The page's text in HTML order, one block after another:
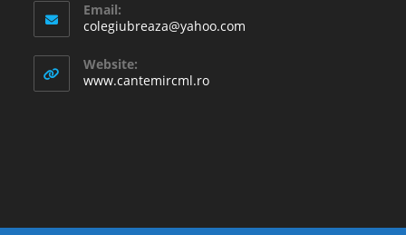
Email:
colegiubreaza@yahoo.com
Website:
www.cantemircml.ro